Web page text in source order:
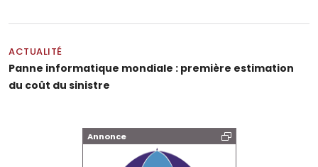
ACTUALITÉ
Panne informatique mondiale : première estimation
du coût du sinistre
Annonce